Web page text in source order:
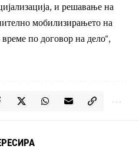
и решавање на
мобилизирањето на
по договор на дело“,